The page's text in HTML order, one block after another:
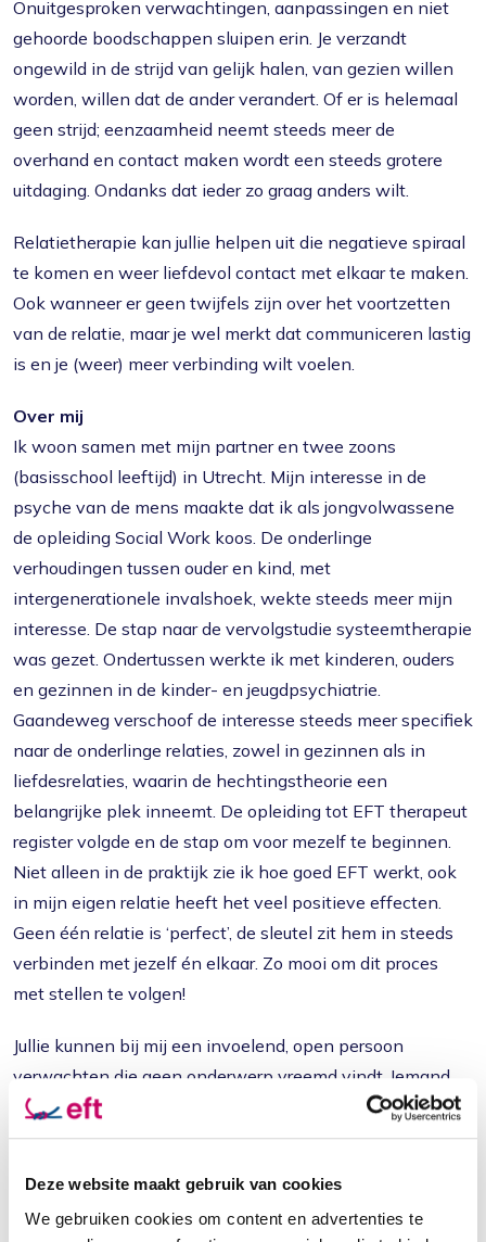
Deze website maakt gebruik van cookies
We gebruiken cookies om content en advertenties te
Onuitgesproken verwachtingen, aanpassingen en niet
gehoorde boodschappen sluipen erin. Je verzandt
ongewild in de strijd van gelijk halen, van gezien willen
worden, willen dat de ander verandert. Of er is helemaal
geen strijd; eenzaamheid neemt steeds meer de
overhand en contact maken wordt een steeds grotere
uitdaging. Ondanks dat ieder zo graag anders wilt.
Relatietherapie kan jullie helpen uit die negatieve spiraal
te komen en weer liefdevol contact met elkaar te maken.
Ook wanneer er geen twijfels zijn over het voortzetten
van de relatie, maar je wel merkt dat communiceren lastig
is en je (weer) meer verbinding wilt voelen.
Over mij
Ik woon samen met mijn partner en twee zoons
(basisschool leeftijd) in Utrecht. Mijn interesse in de
psyche van de mens maakte dat ik als jongvolwassene
de opleiding Social Work koos. De onderlinge
verhoudingen tussen ouder en kind, met
intergenerationele invalshoek, wekte steeds meer mijn
interesse. De stap naar de vervolgstudie systeemtherapie
was gezet. Ondertussen werkte ik met kinderen, ouders
en gezinnen in de kinder- en jeugdpsychiatrie.
Gaandeweg verschoof de interesse steeds meer specifiek
naar de onderlinge relaties, zowel in gezinnen als in
liefdesrelaties, waarin de hechtingstheorie een
belangrijke plek inneemt. De opleiding tot EFT therapeut
register volgde en de stap om voor mezelf te beginnen.
Niet alleen in de praktijk zie ik hoe goed EFT werkt, ook
in mijn eigen relatie heeft het veel positieve effecten.
Geen één relatie is ‘perfect’, de sleutel zit hem in steeds
verbinden met jezelf én elkaar. Zo mooi om dit proces
met stellen te volgen!
Jullie kunnen bij mij een invoelend, open persoon
verwachten die geen onderwerp vreemd vindt. Iemand
die richting geeft, maar wel op jullie pad blijft.
verbonden aan de praktijk Boost!Relatietherapie in
Woerden.